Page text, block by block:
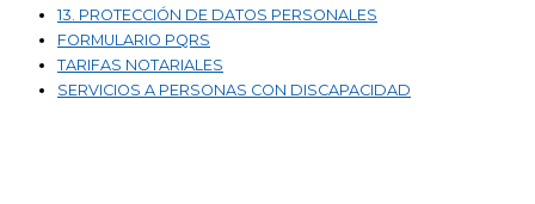
13. PROTECCIÓN DE DATOS PERSONALES
FORMULARIO PQRS
TARIFAS NOTARIALES
SERVICIOS A PERSONAS CON DISCAPACIDAD